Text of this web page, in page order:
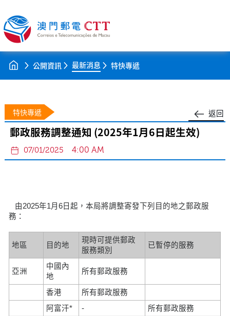
公開資訊 最新消息 特快專遞
返回
特快專遞
郵政服務調整通知 (2025年1月6日起生效)
07/01/2025 4:00 AM
由2025年1月6日起，本局將調整寄發下列目的地之郵政服
務：
地區 目的地
現時可提供郵政
服務類別
已暫停的服務
亞洲
中國內
地
所有郵政服務
香港
所有郵政服務
阿富汗*
-
所有郵政服務